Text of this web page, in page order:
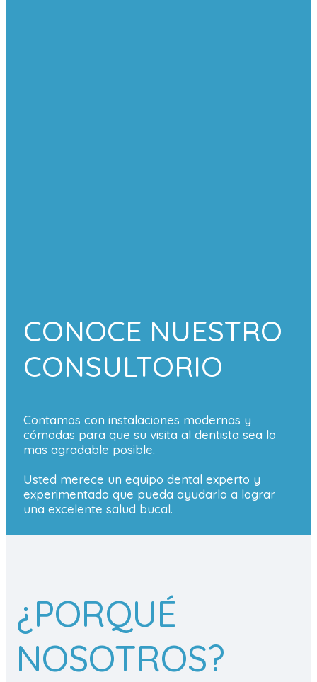
CONOCE NUESTRO
CONSULTORIO
Contamos con instalaciones modernas y
cómodas para que su visita al dentista sea lo
mas agradable posible.
Usted merece un equipo dental experto y
experimentado que pueda ayudarlo a lograr
una excelente salud bucal.
¿PORQUÉ
NOSOTROS?